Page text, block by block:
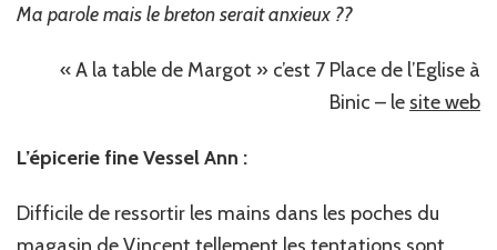
Ma parole mais le breton serait anxieux ??
« A la table de Margot » c’est 7 Place de l’Eglise à
Binic – le site web
L’épicerie fine Vessel Ann :
Difficile de ressortir les mains dans les poches du